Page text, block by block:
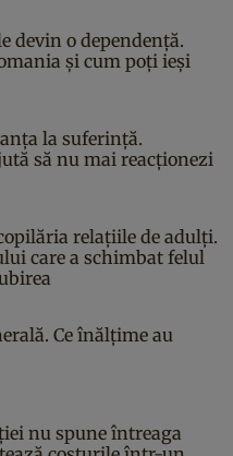
devin o dependență.
și cum poți ieși
la suferință.
să nu mai reacționezi
relațiile de adulți.
care a schimbat felul
Ce înălțime au
nu spune întreaga